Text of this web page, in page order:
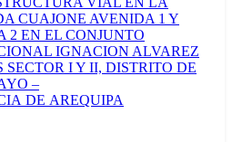
CUAJONE AVENIDA 1 Y
2 EN EL CONJUNTO
IGNACION ALVAREZ
SECTOR I Y II, DISTRITO DE
–
DE AREQUIPA